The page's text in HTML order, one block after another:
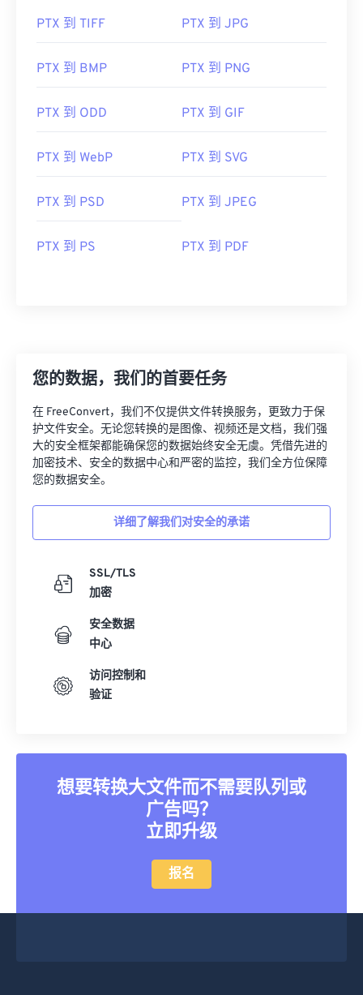
Windows。首先尝试
ACDSee Photo Manager
HDR Darkroom
、BatchPhoto HDR Darkroom 。如果要创建
开发者：理光映像株式会社
PTX 到 TIFF PTX 到 JPG
PTX 到 BMP PTX 到 PNG
PTX 到 ODD PTX 到 GIF
PTX 到 WebP PTX 到 SVG
PTX 到 PSD PTX 到 JPEG
PTX 到 PS PTX 到 PDF
您的数据，我们的首要任务
在 FreeConvert，我们不仅提供文件转换服务，更致力于保
护文件安全。无论您转换的是图像、视频还是文档，我们强
大的安全框架都能确保您的数据始终安全无虞。凭借先进的
加密技术、安全的数据中心和严密的监控，我们全方位保障
您的数据安全。
详细了解我们对安全的承诺
SSL/TLS
加密
安全数据
中心
访问控制和
验证
想要转换大文件而不需要队列或
广告吗？
立即升级
报名